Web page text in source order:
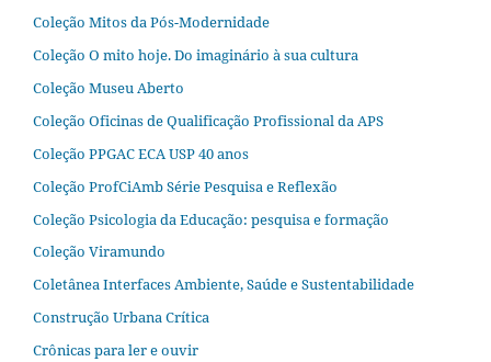
Coleção Mitos da Pós-Modernidade
Coleção O mito hoje. Do imaginário à sua cultura
Coleção Museu Aberto
Coleção Oficinas de Qualificação Profissional da APS
Coleção PPGAC ECA USP 40 anos
Coleção ProfCiAmb Série Pesquisa e Reflexão
Coleção Psicologia da Educação: pesquisa e formação
Coleção Viramundo
Coletânea Interfaces Ambiente, Saúde e Sustentabilidade
Construção Urbana Crítica
Crônicas para ler e ouvir